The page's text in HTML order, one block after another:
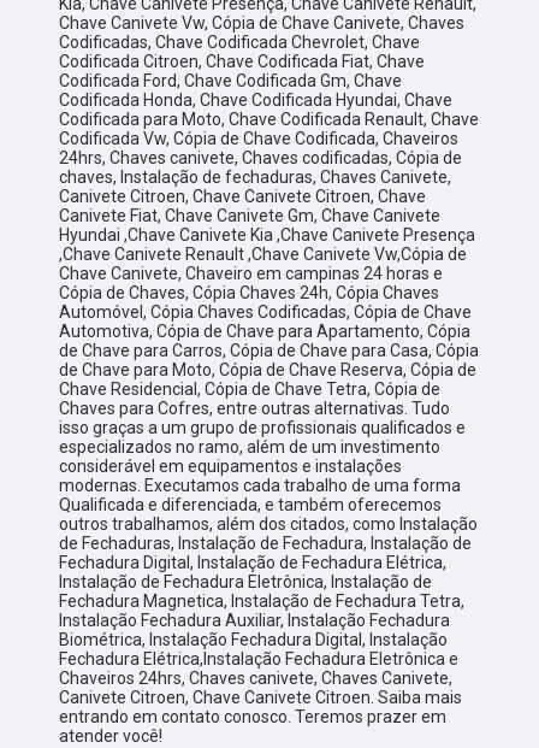
Chave Canivete Vw, Cópia de Chave Canivete, Chaves
Codificadas, Chave Codificada Chevrolet, Chave
Codificada Citroen, Chave Codificada Fiat, Chave
Codificada Ford, Chave Codificada Gm, Chave
Codificada Honda, Chave Codificada Hyundai, Chave
Codificada para Moto, Chave Codificada Renault, Chave
Codificada Vw, Cópia de Chave Codificada, Chaveiros
24hrs, Chaves canivete, Chaves codificadas, Cópia de
chaves, Instalação de fechaduras, Chaves Canivete,
Canivete Citroen, Chave Canivete Citroen, Chave
Canivete Fiat, Chave Canivete Gm, Chave Canivete
Hyundai ,Chave Canivete Kia ,Chave Canivete Presença
,Chave Canivete Renault ,Chave Canivete Vw,Cópia de
Chave Canivete, Chaveiro em campinas 24 horas e
Cópia de Chaves, Cópia Chaves 24h, Cópia Chaves
Automóvel, Cópia Chaves Codificadas, Cópia de Chave
Automotiva, Cópia de Chave para Apartamento, Cópia
de Chave para Carros, Cópia de Chave para Casa, Cópia
de Chave para Moto, Cópia de Chave Reserva, Cópia de
Chave Residencial, Cópia de Chave Tetra, Cópia de
Chaves para Cofres, entre outras alternativas. Tudo
isso graças a um grupo de profissionais qualificados e
especializados no ramo, além de um investimento
considerável em equipamentos e instalações
modernas. Executamos cada trabalho de uma forma
Qualificada e diferenciada, e também oferecemos
outros trabalhamos, além dos citados, como Instalação
de Fechaduras, Instalação de Fechadura, Instalação de
Fechadura Digital, Instalação de Fechadura Elétrica,
Instalação de Fechadura Eletrônica, Instalação de
Fechadura Magnetica, Instalação de Fechadura Tetra,
Instalação Fechadura Auxiliar, Instalação Fechadura
Biométrica, Instalação Fechadura Digital, Instalação
Fechadura Elétrica,Instalação Fechadura Eletrônica e
Chaveiros 24hrs, Chaves canivete, Chaves Canivete,
Canivete Citroen, Chave Canivete Citroen. Saiba mais
entrando em contato conosco. Teremos prazer em
atender você!